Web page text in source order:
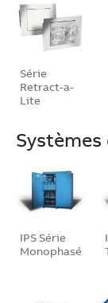
Série
Retract-a-
Lite
IPS Série
Monophasée